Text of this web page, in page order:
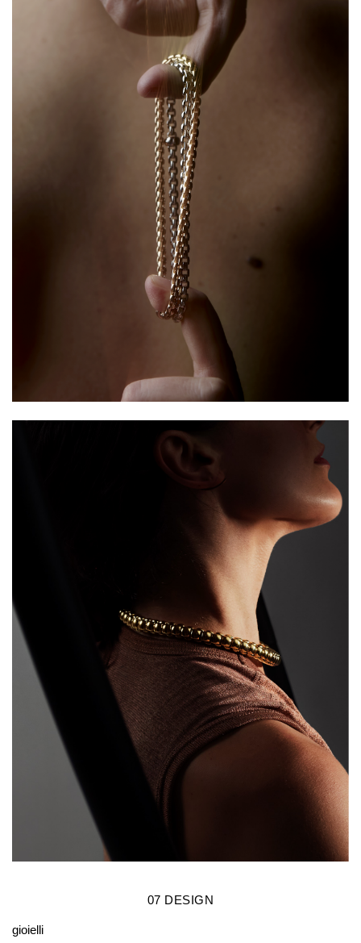
07 DESIGN
gioielli